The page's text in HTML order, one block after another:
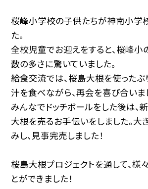
桜峰小学校の子供たちが神南小学
た。
全校児童でお迎えをすると、桜峰
数の多さに驚いていました。
給食交流では、桜島大根を使ったぶ
汁を食べながら、再会を喜び合いま
みんなでドッチボールをした後は、
大根を売るお手伝いをしました。大
みし、見事完売しました！
桜島大根プロジェクトを通して、様
とができました！